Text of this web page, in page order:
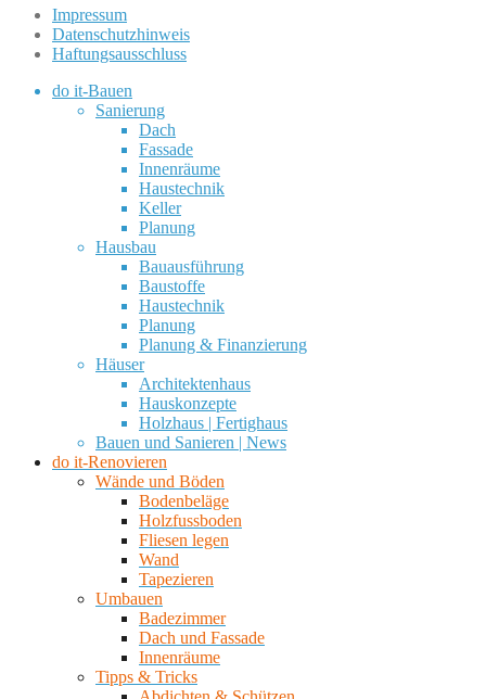
Impressum
Datenschutzhinweis
Haftungsausschluss
do it-Bauen
Sanierung
Dach
Fassade
Innenräume
Haustechnik
Keller
Planung
Hausbau
Bauausführung
Baustoffe
Haustechnik
Planung
Planung & Finanzierung
Häuser
Architektenhaus
Hauskonzepte
Holzhaus | Fertighaus
Bauen und Sanieren | News
do it-Renovieren
Wände und Böden
Bodenbeläge
Holzfussboden
Fliesen legen
Wand
Tapezieren
Umbauen
Badezimmer
Dach und Fassade
Innenräume
Tipps & Tricks